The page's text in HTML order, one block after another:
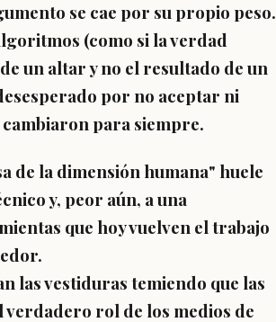
se cae por su propio peso.
(como si la verdad
un altar y no el resultado de un
por no aceptar ni
para siempre.
de la dimensión humana" huele
y, peor aún, a una
que hoy vuelven el trabajo
las vestiduras temiendo que las
verdadero rol de los medios de